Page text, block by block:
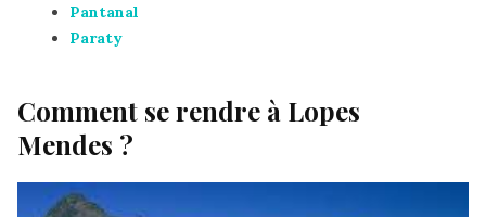
Pantanal
Paraty
Comment se rendre à Lopes
Mendes ?